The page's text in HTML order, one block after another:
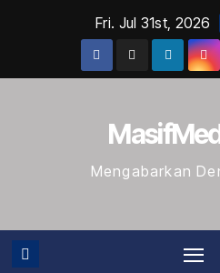
Fri. Jul 31st, 2026
Mengabarkan